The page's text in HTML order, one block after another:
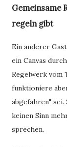
Gemeinsame
regeln gibt
Ein anderer
ein Canvas
Regelwerk vom
funktioniere
abgefahren" sei.
keinen Sinn
sprechen.